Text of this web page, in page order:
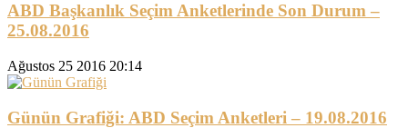
ABD Başkanlık Seçim Anketlerinde Son Durum –
25.08.2016
Ağustos 25 2016 20:14
Günün Grafiği: ABD Seçim Anketleri – 19.08.2016